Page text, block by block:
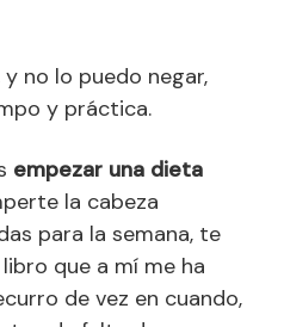
no lo puedo negar,
y práctica.
empezar una dieta
la cabeza
para la semana, te
que a mí me ha
de vez en cuando,